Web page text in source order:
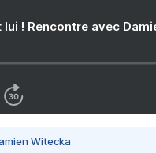
! Rencontre avec
Witecka